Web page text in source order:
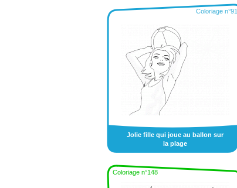
Coloriage n°91
Jolie fille qui joue au ballon sur
la plage
Coloriage n°148